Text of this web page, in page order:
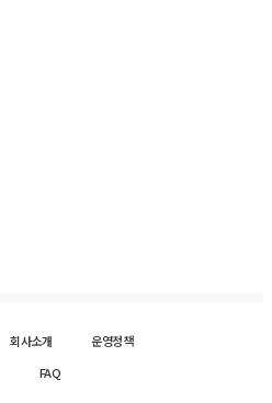
회사소개
운영정책
FAQ